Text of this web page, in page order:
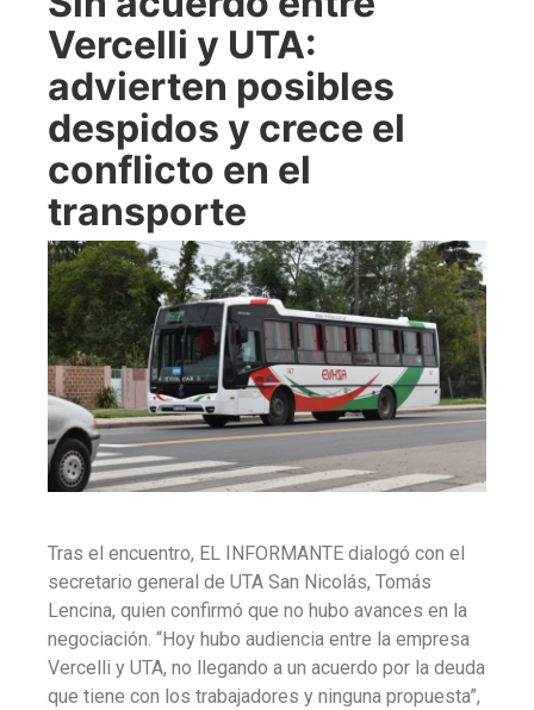
Vercelli y UTA:
advierten posibles
despidos y crece el
conflicto en el
transporte
Tras el encuentro, EL INFORMANTE dialogó con el
secretario general de UTA San Nicolás, Tomás
Lencina, quien confirmó que no hubo avances en la
negociación. “Hoy hubo audiencia entre la empresa
Vercelli y UTA, no llegando a un acuerdo por la deuda
que tiene con los trabajadores y ninguna propuesta”,